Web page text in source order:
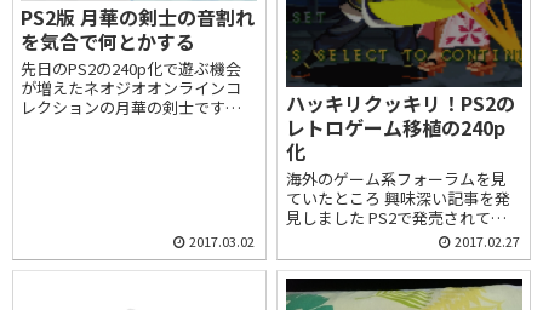
PS2版 月華の剣士の音割れ
を気合で何とかする
先日のPS2の240p化で遊ぶ機会
が増えたネオジオオンラインコ
レクションの月華の剣士ですが
2017.03.02
ハッキリクッキリ！PS2の
レトロゲーム移植の240p
化
海外のゲーム系フォーラムを見
ていたところ 興味深い記事を発
見しました PS2で発売されてい
るレトロゲームは元が240pなの
に480iで出力されてる！ でもパ
ッチを当てたら240pにできる
ぜ！的なスレッドのようです
2017.02.27